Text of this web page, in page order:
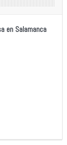
en Salamanca